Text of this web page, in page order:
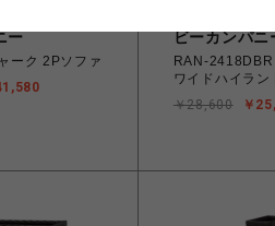
ー
ーク 2Pソファ
ビーカンパニ
RAN-
ワイドハイラン
￥
￥28,600